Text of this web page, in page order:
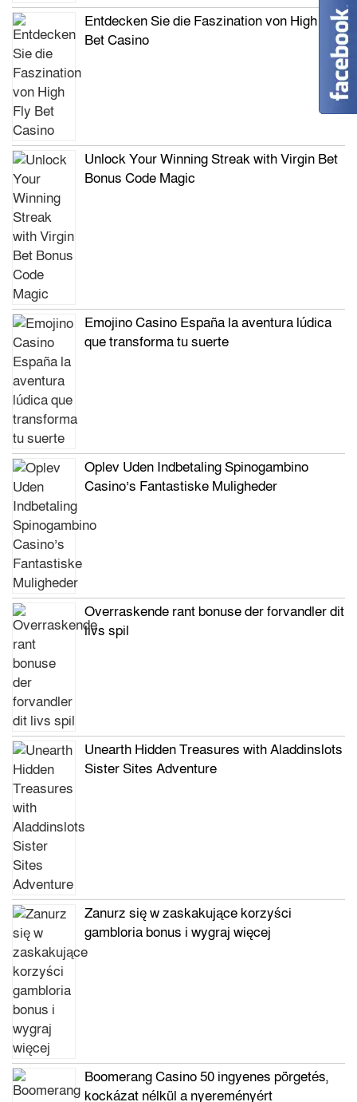
Entdecken Sie die Faszination von High Fly
Bet Casino
Unlock Your Winning Streak with Virgin Bet
Bonus Code Magic
Emojino Casino España la aventura lúdica
que transforma tu suerte
Oplev Uden Indbetaling Spinogambino
Casino’s Fantastiske Muligheder
Overraskende rant bonuse der forvandler dit
livs spil
Unearth Hidden Treasures with Aladdinslots
Sister Sites Adventure
Zanurz się w zaskakujące korzyści
gambloria bonus i wygraj więcej
Boomerang Casino 50 ingyenes pörgetés,
kockázat nélkül a nyereményért